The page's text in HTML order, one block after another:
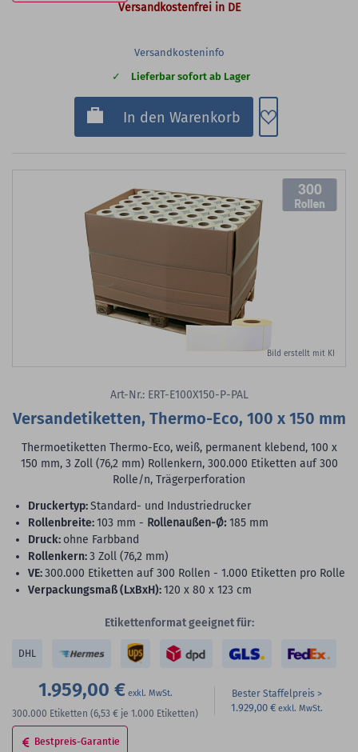
Versandkostenfrei in DE
Versandkosteninfo
Lieferbar sofort ab Lager
In den Warenkorb Zum
300
Bild erstellt mit KI
Art-Nr.: ERT-E100X150-P-PAL
Versandetiketten, Thermo-Eco, 100 x 150 mm
Thermoetiketten Thermo-Eco, weiß, permanent klebend, 100 x
150 mm, 3 Zoll (76,2 mm) Rollenkern, 300.000 Etiketten auf 300
Rolle/n, Trägerperforation
Druckertyp:Standard- und Industriedrucker
Rollenbreite:103 mm - Rollenaußen-Ø: 185 mm
Druck: ohne Farbband
Rollenkern:3 Zoll (76,2 mm)
VE:300.000 Etiketten auf 300 Rollen - 1.000 Etiketten pro Rolle
Verpackungsmaß (LxBxH):120 x 80 x 123 cm
Etikettenformat geeignet für:
DHL
1.959,00 €
300.000 Etiketten (6,53 € je 1.000 Etiketten)
Bester Staffelpreis
1.929,00 €
Bestpreis-Garantie